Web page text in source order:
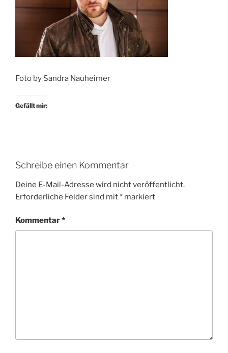
Foto by Sandra Nauheimer
Gefällt mir:
Schreibe einen Kommentar
Deine E-Mail-Adresse wird nicht veröffentlicht.
Erforderliche Felder sind mit* markiert
Kommentar*